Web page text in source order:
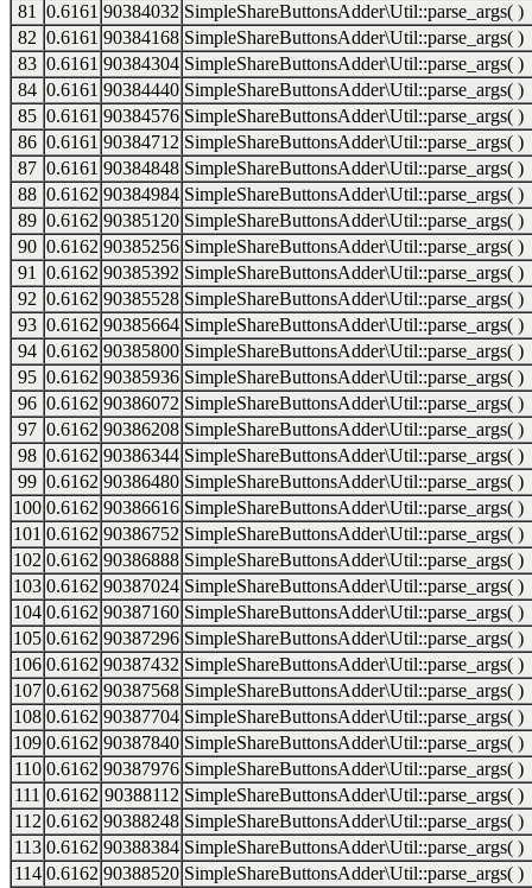
81
0.6161 90384032 SimpleShareButtonsAdder\Util::parse_args( )
82 0.6161 90384168 SimpleShareButtonsAdder\Util::parse_args( )
83 0.6161 90384304 SimpleShareButtonsAdder\Util::parse_args( )
84 0.6161 90384440 SimpleShareButtonsAdder\Util::parse_args( )
85 0.6161 90384576 SimpleShareButtonsAdder\Util::parse_args( )
86 0.6161 90384712 SimpleShareButtonsAdder\Util::parse_args( )
87 0.6161 90384848 SimpleShareButtonsAdder\Util::parse_args( )
88 0.6162 90384984 SimpleShareButtonsAdder\Util::parse_args( )
89 0.6162 90385120 SimpleShareButtonsAdder\Util::parse_args( )
90 0.6162 90385256 SimpleShareButtonsAdder\Util::parse_args( )
91
0.6162 90385392 SimpleShareButtonsAdder\Util::parse_args( )
92 0.6162 90385528 SimpleShareButtonsAdder\Util::parse_args( )
93 0.6162 90385664 SimpleShareButtonsAdder\Util::parse_args( )
94 0.6162 90385800 SimpleShareButtonsAdder\Util::parse_args( )
95 0.6162 90385936 SimpleShareButtonsAdder\Util::parse_args( )
96 0.6162 90386072 SimpleShareButtonsAdder\Util::parse_args( )
97 0.6162 90386208 SimpleShareButtonsAdder\Util::parse_args( )
98 0.6162 90386344 SimpleShareButtonsAdder\Util::parse_args( )
99 0.6162 90386480 SimpleShareButtonsAdder\Util::parse_args( )
100 0.6162 90386616 SimpleShareButtonsAdder\Util::parse_args( )
101 0.6162 90386752 SimpleShareButtonsAdder\Util::parse_args( )
102 0.6162 90386888 SimpleShareButtonsAdder\Util::parse_args( )
103 0.6162 90387024 SimpleShareButtonsAdder\Util::parse_args( )
104 0.6162 90387160 SimpleShareButtonsAdder\Util::parse_args( )
105 0.6162 90387296 SimpleShareButtonsAdder\Util::parse_args( )
106 0.6162 90387432 SimpleShareButtonsAdder\Util::parse_args( )
107 0.6162 90387568 SimpleShareButtonsAdder\Util::parse_args( )
108 0.6162 90387704 SimpleShareButtonsAdder\Util::parse_args( )
109 0.6162 90387840 SimpleShareButtonsAdder\Util::parse_args( )
110 0.6162 90387976 SimpleShareButtonsAdder\Util::parse_args( )
111 0.6162 90388112 SimpleShareButtonsAdder\Util::parse_args( )
112 0.6162 90388248 SimpleShareButtonsAdder\Util::parse_args( )
113 0.6162 90388384 SimpleShareButtonsAdder\Util::parse_args( )
114 0.6162 90388520 SimpleShareButtonsAdder\Util::parse_args( )